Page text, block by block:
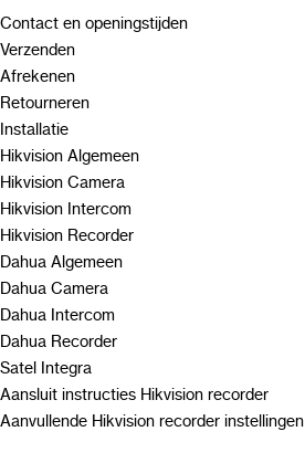
Contact en openingstijden
Verzenden
Afrekenen
Retourneren
Installatie
Hikvision Algemeen
Hikvision Camera
Hikvision Intercom
Hikvision Recorder
Dahua Algemeen
Dahua Camera
Dahua Intercom
Dahua Recorder
Satel Integra
Aansluit instructies Hikvision recorder
Aanvullende Hikvision recorder instellingen